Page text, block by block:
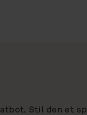
Stil den et